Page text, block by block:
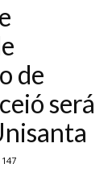
de
será
147